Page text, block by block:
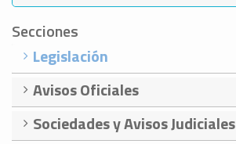
Secciones
Legislación
Avisos Oficiales
Sociedades y Avisos Judiciales